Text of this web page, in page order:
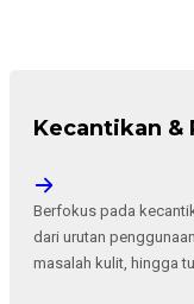
Kecantikan &
Berfokus pada
dari urutan
masalah kulit, hingga